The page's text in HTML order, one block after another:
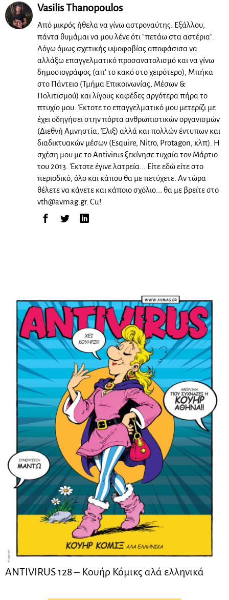
Vasilis Thanopoulos
Από μικρός ήθελα να γίνω αστροναύτης. Εξάλλου,
πάντα θυμάμαι να μου λένε ότι "πετάω στα αστέρια".
Λόγω όμως σχετικής υψοφοβίας αποφάσισα να
αλλάξω επαγγελματικό προσανατολισμό και να γίνω
δημοσιογράφος (απ' το κακό στο χειρότερο), Μπήκα
στο Πάντειο (Τμήμα Επικοινωνίας, Μέσων &
Πολιτισμού) και λίγους καφέδες αργότερα πήρα το
πτυχίο μου. Έκτοτε το επαγγελματικό μου μετερίζι με
έχει οδηγήσει στην πόρτα ανθρωπιστικών οργανισμών
(Διεθνή Αμνηστία, Έλιξ) αλλά και πολλών έντυπων και
διαδικτυακών μέσων (Esquire, Nitro, Protagon, κλπ). Η
σχέση μου με το Antivirus ξεκίνησε τυχαία τον Μάρτιο
του 2013. Έκτοτε έγινε λατρεία... Είτε εδώ είτε στο
περιοδικό, όλο και κάπου θα με πετύχετε. Αν τώρα
θέλετε να κάνετε και κάποιο σχόλιο... θα με βρείτε στο
vth@avmag.gr. Cu!
ANTIVIRUS 128 – Kουήρ Κόμικς αλά ελληνικά